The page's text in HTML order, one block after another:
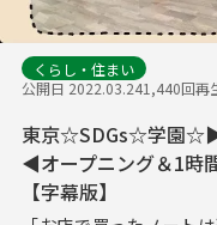
くらし・住まい
公開日 2022.03.241,440回再
東京☆SDGs☆学園☆▶
◀オープニング＆1時
【字幕版】